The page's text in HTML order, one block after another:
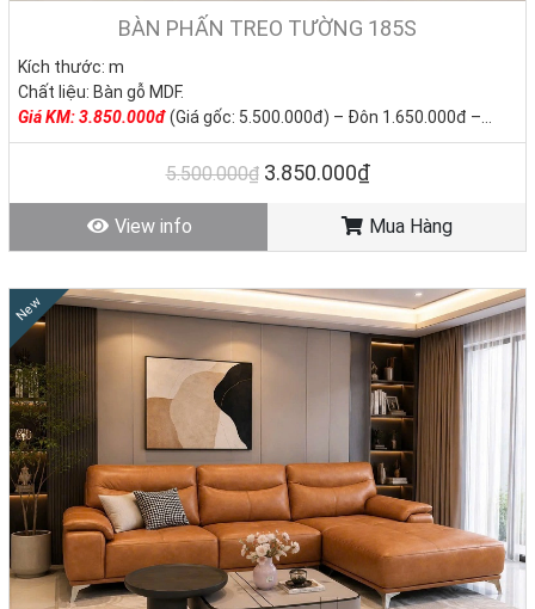
BÀN PHẤN TREO TƯỜNG 185S
Kích thước: m
Chất liệu: Bàn gỗ MDF.
Giá KM: 3.850.000đ(Giá gốc: 5.500.000đ) – Đôn 1.650.000đ –
Gương 5.280.000đ
Tình trạng: Hàng mới - Còn hàng.
5.500.000₫ 3.850.000₫
View info Mua Hàng
New